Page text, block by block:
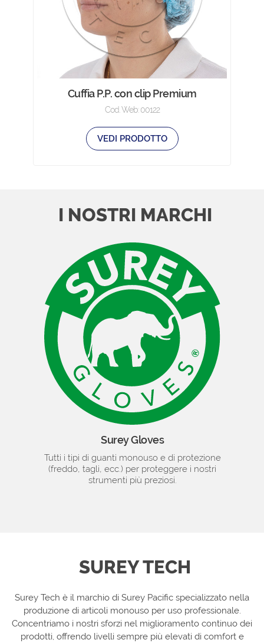
Cuffia P.P. con clip Premium
Cod. Web: 00122
VEDI PRODOTTO
I NOSTRI MARCHI
Surey Gloves
Tutti i tipi di guanti monouso e di protezione
(freddo, tagli, ecc.) per proteggere i nostri
strumenti più preziosi.
SUREY TECH
Surey Tech è il marchio di Surey Pacific specializzato nella
produzione di articoli monouso per uso professionale.
Concentriamo i nostri sforzi nel miglioramento continuo dei
prodotti, offrendo livelli sempre più elevati di comfort e